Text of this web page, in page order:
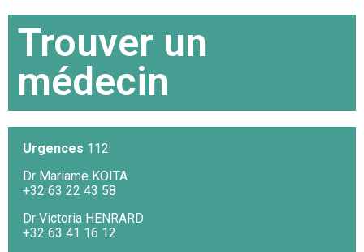
Trouver un
médecin
Urgences 112
Dr Mariame KOITA
+32 63 22 43 58
Dr Victoria HENRARD
+32 63 41 16 12